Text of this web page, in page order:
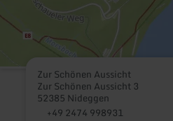
Zur Schönen Aussicht
Zur Schönen Aussicht 3
52385 Nideggen
+49 2474 998931